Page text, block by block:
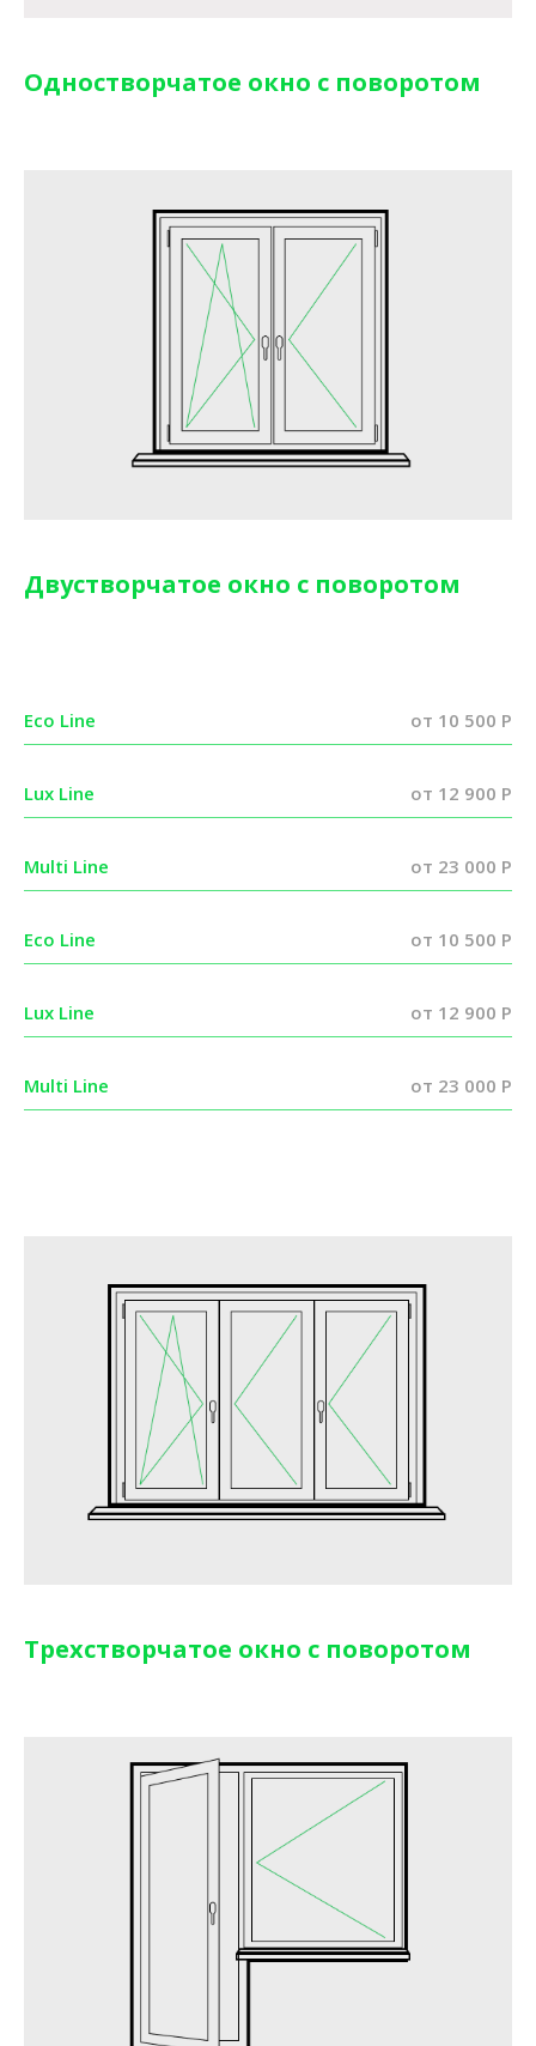
Одностворчатое окно с поворотом
Двустворчатое окно с поворотом
Eco Line от 10 500 P
Lux Line от 12 900 Р
Multi Line от 23 000 P
Eco Line от 10 500 P
Lux Line от 12 900 P
Multi Line от 23 000 P
Трехстворчатое окно с поворотом